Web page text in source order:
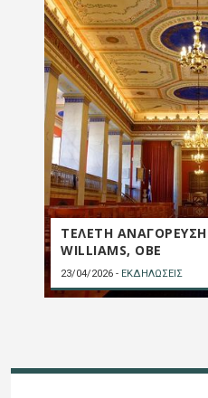
ΤΕΛΕΤΗ
WILLIAMS, OBE
23/04/2026 - ΕΚΔΗΛΩΣΕΙΣ